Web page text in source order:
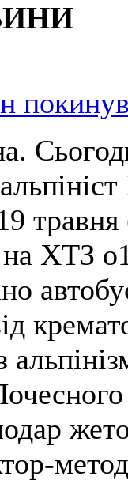
на ХТЗ